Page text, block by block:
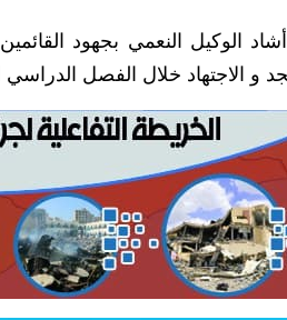
أشاد الوكيل النعمي بجهود
و الاجتهاد خلال الفصل